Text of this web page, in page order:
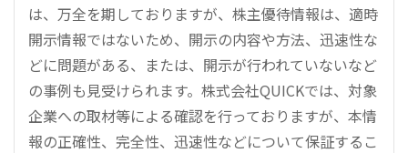
は、万全を期しておりますが、株主優待情報は、適時
開示情報ではないため、開示の内容や方法、迅速性な
どに問題がある、または、開示が行われていないなど
の事例も見受けられます。株式会社QUICKでは、対象
企業への取材等による確認を行っておりますが、本情
報の正確性、完全性、迅速性などについて保証するこ